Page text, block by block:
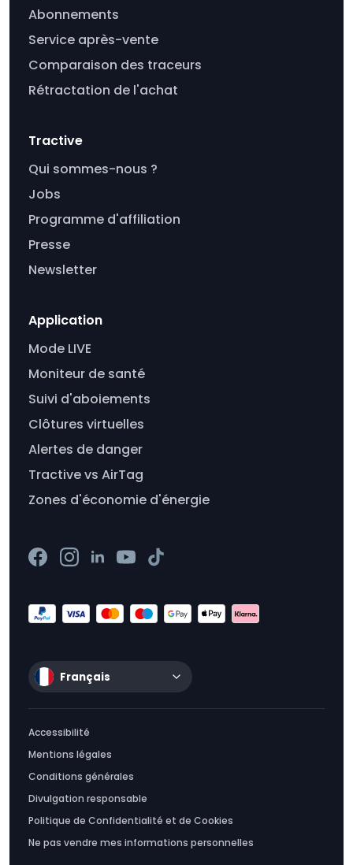
Abonnements
Service après-vente
Comparaison des traceurs
Rétractation de l'achat
Tractive
Qui sommes-nous ?
Jobs
Programme d'affiliation
Presse
Newsletter
Application
Mode LIVE
Moniteur de santé
Suivi d'aboiements
Clôtures virtuelles
Alertes de danger
Tractive vs AirTag
Zones d'économie d'énergie
Français
Accessibilité
Mentions légales
Conditions générales
Divulgation responsable
Politique de Confidentialité et de Cookies
Ne pas vendre mes informations personnelles